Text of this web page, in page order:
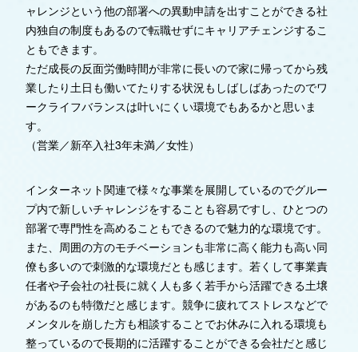
ャレンジという他の部署への異動申請を出すことができる社
内独自の制度もあるので転職せずにキャリアチェンジするこ
ともできます。
ただ成長の反面労働時間が非常に長いので家に帰ってから残
業したり土日も働いてたりする状況もしばしばあったのでワ
ークライフバランスは叶いにくい環境でもあるかと思いま
す。
（営業／新卒入社3年未満／女性）
インターネット関連で様々な事業を展開しているのでグルー
プ内で新しいチャレンジをすることも容易ですし、ひとつの
部署で専門性を高めることもできるので魅力的な環境です。
また、周囲の方のモチベーションも非常に高く能力も高い同
僚も多いので刺激的な環境だとも感じます。若くして事業責
任者や子会社の社長に就く人も多く若手から活躍できる土壌
があるのも特徴だと感じます。競争に疲れてストレスなどで
メンタルを崩した方も相談することでお休みに入れる環境も
整っているので長期的に活躍することができる会社だと感じ